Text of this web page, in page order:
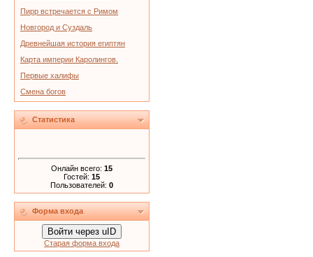
Пирр встречается с Римом
Новгород и Суздаль
Древнейшая история египтян
Карта империи Каролингов.
Первые халифы
Смена богов
Статистика
Онлайн всего: 15
Гостей: 15
Пользователей: 0
Форма входа
Войти через uID
Старая форма входа